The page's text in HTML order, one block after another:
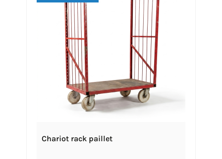
Chariot rack paillet